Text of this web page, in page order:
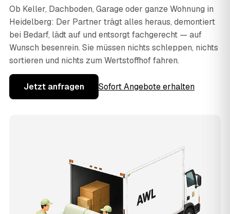
Ob Keller, Dachboden, Garage oder ganze Wohnung in
Heidelberg: Der Partner trägt alles heraus, demontiert
bei Bedarf, lädt auf und entsorgt fachgerecht — auf
Wunsch besenrein. Sie müssen nichts schleppen, nichts
sortieren und nichts zum Wertstoffhof fahren.
Jetzt anfragen Sofort Angebote erhalten